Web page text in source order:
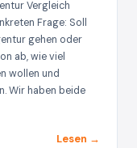
Vergleich
Frage: Soll
gehen oder
ab, wie viel
wollen und
Wir haben beide
Lesen →